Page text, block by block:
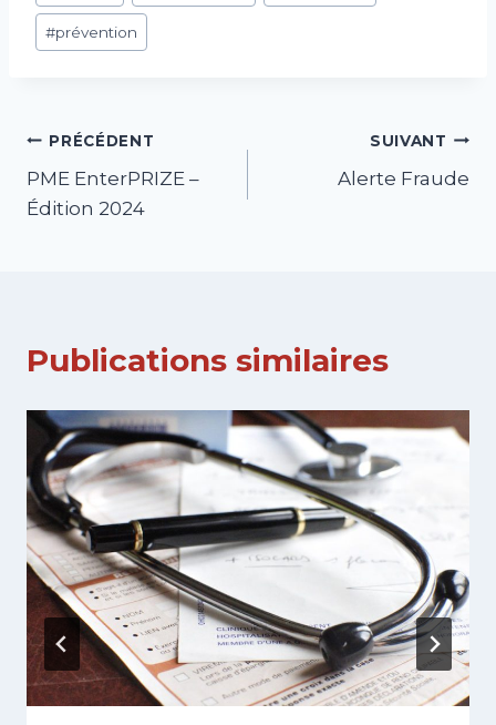
la
#prévention
Navigation
de
PRÉCÉDENT
PME EnterPRIZE –
Édition 2024
SUIVANT
Alerte Fraude
Publications similaires